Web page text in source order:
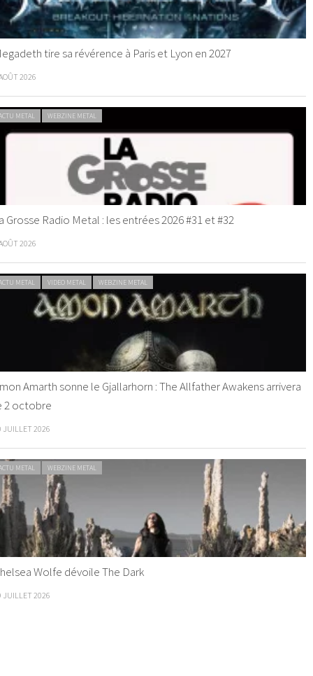
tire sa révérence à Paris et Lyon en 2027
2026
METAL WEBZINE METAL
Grosse Radio Metal : les entrées 2026 #31 et #32
2026
METAL VIDEO METAL WEBZINE METAL
Amarth sonne le Gjallarhorn : The Allfather Awakens arrivera
2 octobre
JUILLET 2026
METAL WEBZINE METAL
Wolfe dévoile The Dark
JUILLET 2026